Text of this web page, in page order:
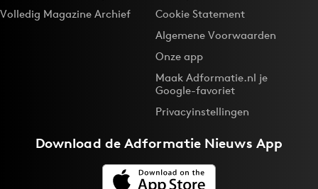
Volledig Magazine Archief
Cookie Statement
Algemene Voorwaarden
Onze app
Maak Adformatie.nl je
Google-favoriet
Privacyinstellingen
Download deAdformatie Nieuws App